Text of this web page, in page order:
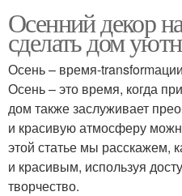
Осенний декор
сделать дом
Осень – время-transformации
Осень – это время, когда
дом также заслуживает
и красивую атмосферу
этой статье мы расскажем,
и красивым, используя
творчество.